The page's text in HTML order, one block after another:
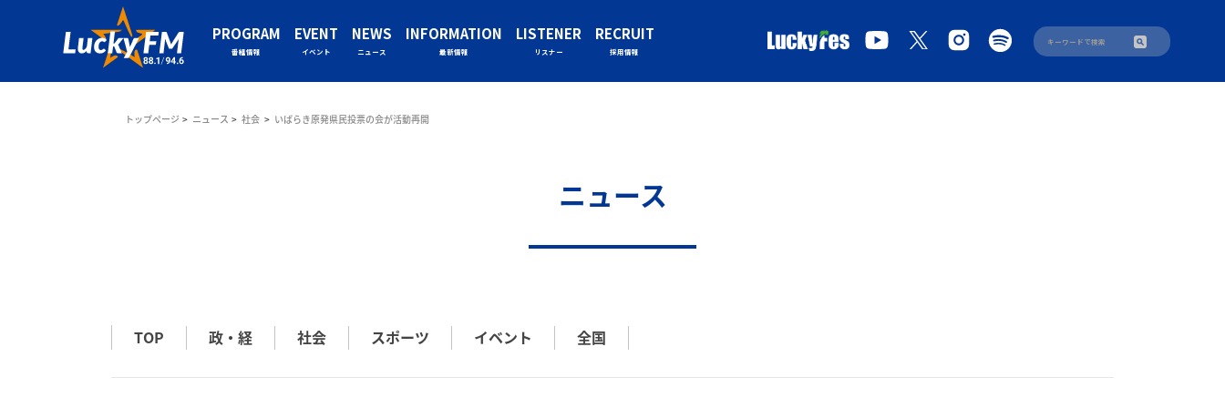
PROGRAM
番組情報
EVENT
イベント
NEWS
ニュース
INFORMATION
最新情報
LISTENER
リスナー
RECRUIT
採用情報
トップページ ニュース 社会 いばらき原発県民投票の会が活動再開
ニュース
TOP 政・経 社会 スポーツ イベント 全国